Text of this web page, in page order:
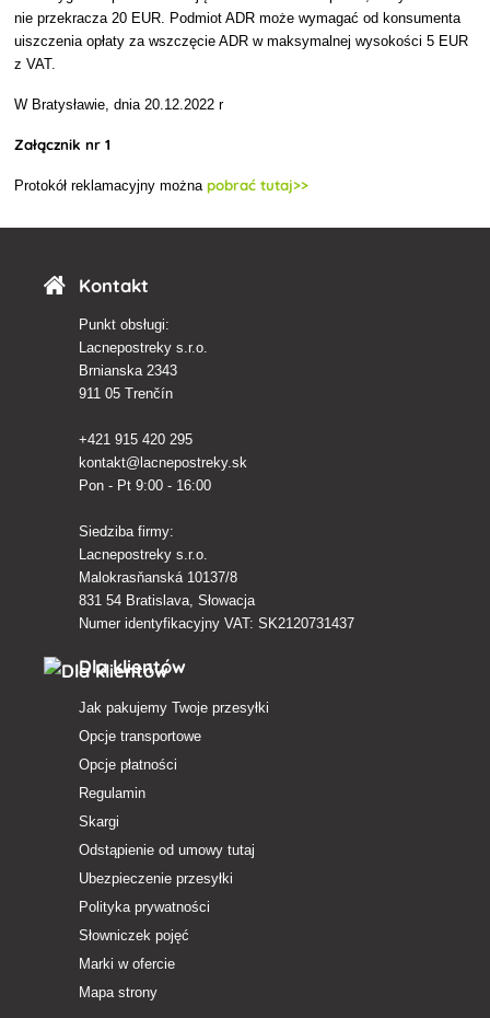
nie przekracza 20 EUR. Podmiot ADR może wymagać od konsumenta
uiszczenia opłaty za wszczęcie ADR w maksymalnej wysokości 5 EUR
z VAT.
W Bratysławie, dnia 20.12.2022 r
Załącznik nr 1
Protokół reklamacyjny możnapobrać tutaj>>
Kontakt
Punkt obsługi:
Lacnepostreky s.r.o.
Brnianska 2343
911 05 Trenčín
+421 915 420 295
kontakt@lacnepostreky.sk
Pon - Pt 9:00 - 16:00
Siedziba firmy:
Lacnepostreky s.r.o.
Malokrasňanská 10137/8
831 54 Bratislava, Słowacja
Numer identyfikacyjny VAT: SK2120731437
Dla klientów
Jak pakujemy Twoje przesyłki
Opcje transportowe
Opcje płatności
Regulamin
Skargi
Odstąpienie od umowy tutaj
Ubezpieczenie przesyłki
Polityka prywatności
Słowniczek pojęć
Marki w ofercie
Mapa strony